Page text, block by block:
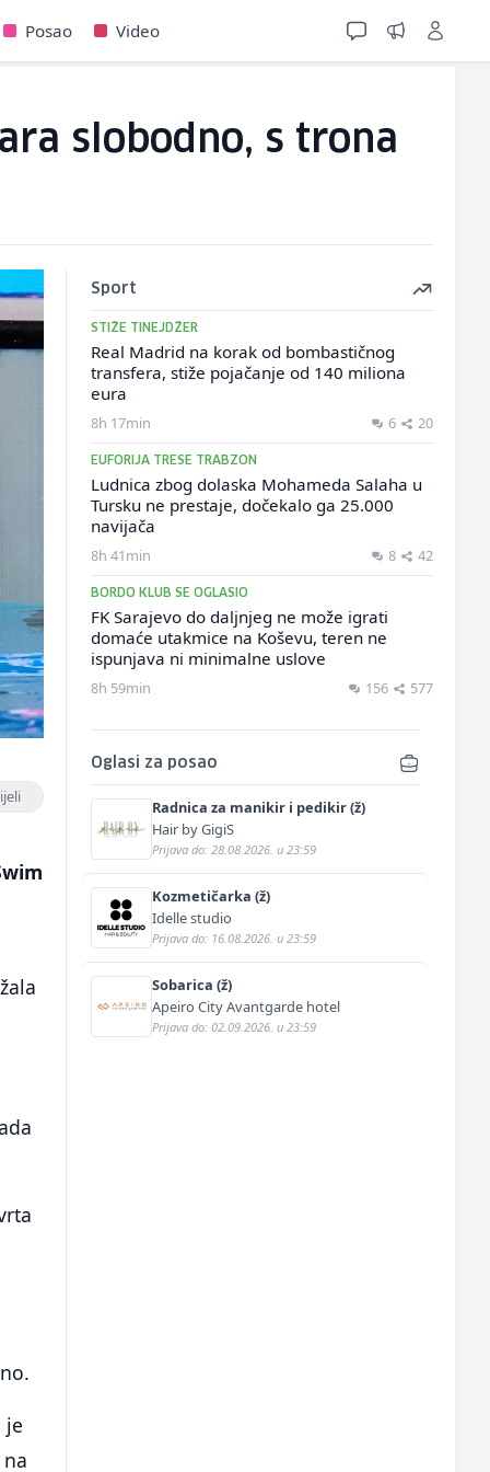
Posao Video
slobodno, s trona
je
Sport
STIŽE TINEJDŽER
Real Madrid na korak od bombastičnog
transfera, stiže pojačanje od 140 miliona
eura
8h 17min 6 20
EUFORIJA TRESE TRABZON
Ludnica zbog dolaska Mohameda Salaha u
Tursku ne prestaje, dočekalo ga 25.000
navijača
8h 41min 8 42
BORDO KLUB SE OGLASIO
FK Sarajevo do daljnjeg ne može igrati
domaće utakmice na Koševu, teren ne
ispunjava ni minimalne uslove
8h 59min 156 577
Oglasi za posao
Radnica za manikir i pedikir (ž)
Hair by GigiS
Prijava do: 28.08.2026. u 23:59
Kozmetičarka (ž)
Idelle studio
Prijava do: 16.08.2026. u 23:59
Sobarica (ž)
Apeiro City Avantgarde hotel
Prijava do: 02.09.2026. u 23:59